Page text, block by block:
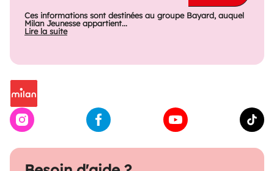
Ces informations sont destinées au groupe Bayard, auquel
Milan Jeunesse appartient...
Lire la suite